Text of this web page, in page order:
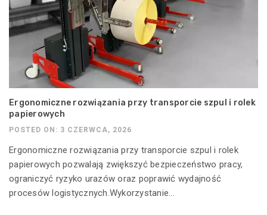
Ergonomiczne rozwiązania przy transporcie szpul i rolek
papierowych
POSTED ON: 3 CZERWCA, 2026
Ergonomiczne rozwiązania przy transporcie szpul i rolek
papierowych pozwalają zwiększyć bezpieczeństwo pracy,
ograniczyć ryzyko urazów oraz poprawić wydajność
procesów logistycznych.Wykorzystanie...